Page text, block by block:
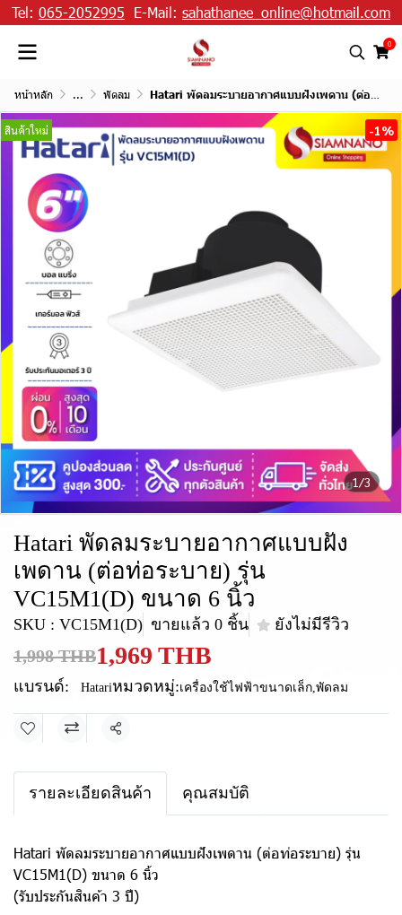
Tel: 065-2052995 E-Mail: sahathanee_online@hotmail.com
0
หน้าหลัก ... พัดลม Hatari พัดลมระบายอากาศแบบฝังเพดาน (ต่อท่อระบาย) รุ่น VC15M1(D) ขนาด 6 นิ้ว
1/3
สินค้าใหม่ -1%
Hatari พัดลมระบายอากาศแบบฝัง
เพดาน (ต่อท่อระบาย) รุ่น
VC15M1(D) ขนาด 6 นิ้ว
SKU : VC15M1(D) ขายแล้ว 0 ชิ้น ยังไม่มีรีวิว
1,998 THB1,969 THB
แบรนด์: Hatariหมวดหมู่:เครื่องใช้ไฟฟ้าขนาดเล็ก,พัดลม
แชร์
รายละเอียดสินค้า คุณสมบัติ
Hatari พัดลมระบายอากาศแบบฝังเพดาน (ต่อท่อระบาย) รุ่น
VC15M1(D) ขนาด 6 นิ้ว
(รับประกันสินค้า 3 ปี)